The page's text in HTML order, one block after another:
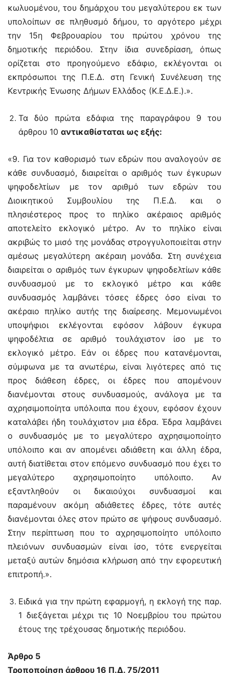
κωλυομένου, του δημάρχου του μεγαλύτερου εκ των
υπολοίπων σε πληθυσμό δήμου, το αργότερο μέχρι
την 15η Φεβρουαρίου του πρώτου χρόνου της
δημοτικής περιόδου. Στην ίδια συνεδρίαση, όπως
ορίζεται στο προηγούμενο εδάφιο, εκλέγονται οι
εκπρόσωποι της Π.Ε.Δ. στη Γενική Συνέλευση της
Κεντρικής Ένωσης Δήμων Ελλάδος (Κ.Ε.Δ.Ε.).».
Τα δύο πρώτα εδάφια της παραγράφου 9 του
άρθρου 10 αντικαθίσταται ως εξής:
«9. Για τον καθορισμό των εδρών που αναλογούν σε
κάθε συνδυασμό, διαιρείται ο αριθμός των έγκυρων
ψηφοδελτίων με τον αριθμό των εδρών του
Διοικητικού Συμβουλίου της Π.Ε.Δ. και ο
πλησιέστερος προς το πηλίκο ακέραιος αριθμός
αποτελείτο εκλογικό μέτρο. Αν το πηλίκο είναι
ακριβώς το μισό της μονάδας στρογγυλοποιείται στην
αμέσως μεγαλύτερη ακέραιη μονάδα. Στη συνέχεια
διαιρείται ο αριθμός των έγκυρων ψηφοδελτίων κάθε
συνδυασμού με το εκλογικό μέτρο και κάθε
συνδυασμός λαμβάνει τόσες έδρες όσο είναι το
ακέραιο πηλίκο αυτής της διαίρεσης. Μεμονωμένοι
υποψήφιοι εκλέγονται εφόσον λάβουν έγκυρα
ψηφοδέλτια σε αριθμό τουλάχιστον ίσο με το
εκλογικό μέτρο. Εάν οι έδρες που κατανέμονται,
σύμφωνα με τα ανωτέρω, είναι λιγότερες από τις
προς διάθεση έδρες, οι έδρες που απομένουν
διανέμονται στους συνδυασμούς, ανάλογα με τα
αχρησιμοποίητα υπόλοιπα που έχουν, εφόσον έχουν
καταλάβει ήδη τουλάχιστον μια έδρα. Έδρα λαμβάνει
ο συνδυασμός με το μεγαλύτερο αχρησιμοποίητο
υπόλοιπο και αν απομένει αδιάθετη και άλλη έδρα,
αυτή διατίθεται στον επόμενο συνδυασμό που έχει το
μεγαλύτερο αχρησιμοποίητο υπόλοιπο. Αν
εξαντληθούν οι δικαιούχοι συνδυασμοί και
παραμένουν ακόμη αδιάθετες έδρες, τότε αυτές
διανέμονται όλες στον πρώτο σε ψήφους συνδυασμό.
Στην περίπτωση που το αχρησιμοποίητο υπόλοιπο
πλειόνων συνδυασμών είναι ίσο, τότε ενεργείται
μεταξύ αυτών δημόσια κλήρωση από την εφορευτική
επιτροπή.».
Ειδικά για την πρώτη εφαρμογή, η εκλογή της παρ.
1 διεξάγεται μέχρι τις 10 Νοεμβρίου του πρώτου
έτους της τρέχουσας δημοτικής περιόδου.
Άρθρο 5
Τροποποίηση άρθρου 16 Π.Δ. 75/2011